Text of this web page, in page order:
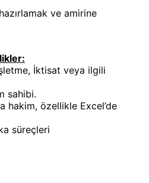
ve amirine
İktisat veya ilgili
sahibi.
hakim, özellikle Excel’de
süreçleri